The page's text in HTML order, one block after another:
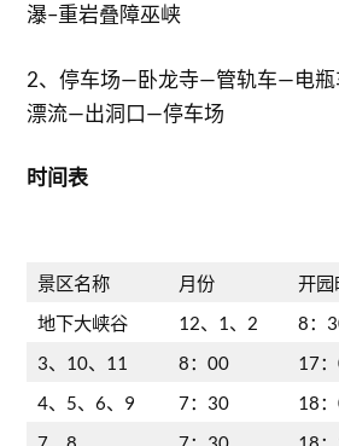
瀑–重岩叠障巫峡
2、停车场—卧龙寺—管轨车—电
漂流—出洞口—停车场
时间表
景区名称 月份 开园
地下大峡谷
12、1、2 8：
3、10、11
8：00
17
4、5、6、9
7：30
18